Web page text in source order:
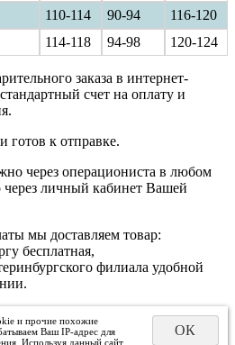
110-114 90-94
116-120
114-118 94-98 120-124
заказа в интернет-
счет на оплату и
готов к отправке.
через операциониста в любом
через личный кабинет Вашей
мы доставляем товар:
бесплатная,
филиала удобной
и прочие похожие
Ваш IP-адрес для
Используя данный сайт,
ОК